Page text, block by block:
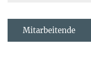
Mitarbeitende